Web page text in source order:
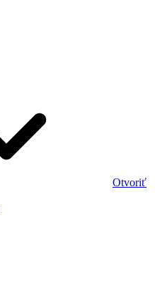
Otvoriť